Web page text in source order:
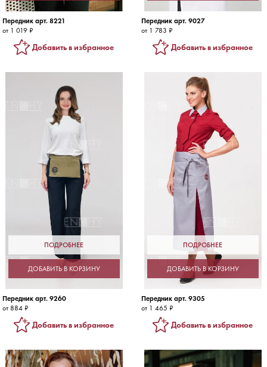
Передник арт. 8221
от 1 019 ₽
Добавить в избранное
Передник арт. 9027
от 1 783 ₽
Добавить в избранное
ПОДРОБНЕЕ
ДОБАВИТЬ В КОРЗИНУ
Передник арт. 9260
от 884 ₽
Добавить в избранное
ПОДРОБНЕЕ
ДОБАВИТЬ В КОРЗИНУ
Передник арт. 9305
от 1 465 ₽
Добавить в избранное